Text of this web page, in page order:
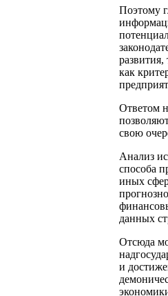
Поэтому
как
Ответом
свою
Анализ
способа
иных
данных
Отсюда
и